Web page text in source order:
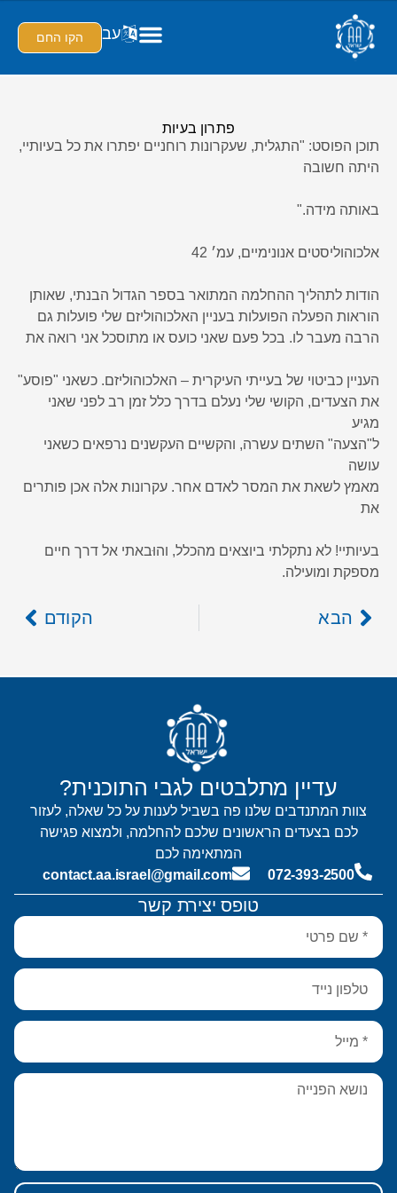
הקו החם עב
פתרון בעיות
תוכן הפוסט: "התגלית, שעקרונות רוחניים יפתרו את כל בעיותיי,
היתה חשובה
באותה מידה."
אלכוהוליסטים אנונימיים, עמ׳ 42
הודות לתהליך ההחלמה המתואר בספר הגדול הבנתי, שאותן
הוראות הפעלה הפועלות בעניין האלכוהוליזם שלי פועלות גם
הרבה מעבר לו. בכל פעם שאני כועס או מתוסכל אני רואה את
העניין כביטוי של בעייתי העיקרית – האלכוהוליזם. כשאני "פוסע"
את הצעדים, הקושי שלי נעלם בדרך כלל זמן רב לפני שאני
מגיע
ל"הצעה" השתים עשרה, והקשיים העקשנים נרפאים כשאני
עושה
מאמץ לשאת את המסר לאדם אחר. עקרונות אלה אכן פותרים
את
בעיותיי! לא נתקלתי ביוצאים מהכלל, והוּבאתי אל דרך חיים
מספקת ומועילה.
הבא הקודם
טופס יצירת קשר
עדיין מתלבטים לגבי התוכנית?
צוות המתנדבים שלנו פה בשביל לענות על כל שאלה, לעזור
לכם בצעדים הראשונים שלכם להחלמה, ולמצוא פגישה
המתאימה לכם
072-393-2500
contact.aa.israel@gmail.com